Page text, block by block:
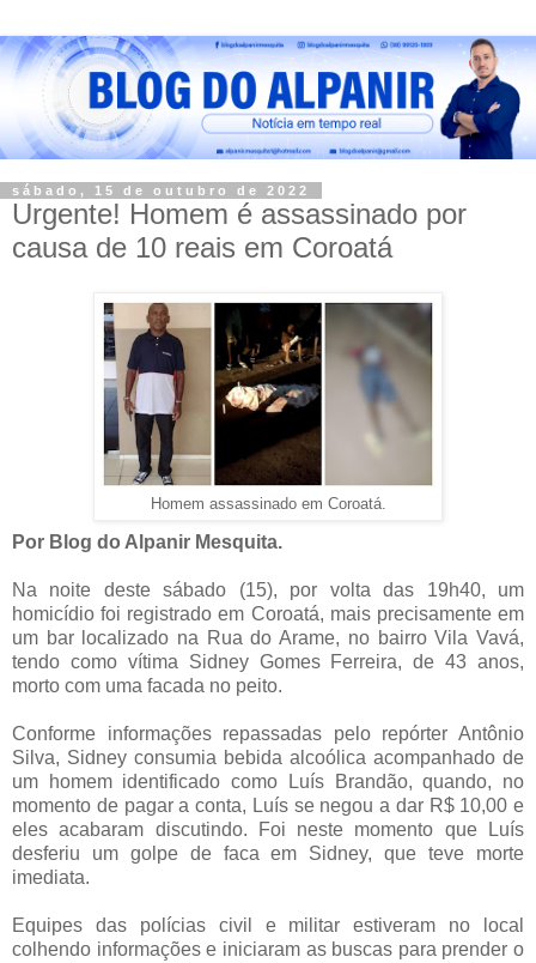
sábado, 15 de outubro de 2022
Urgente! Homem é assassinado por
causa de 10 reais em Coroatá
Homem assassinado em Coroatá.
Por Blog do Alpanir Mesquita.
Na noite deste sábado (15), por volta das 19h40, um
homicídio foi registrado em Coroatá, mais precisamente em
um bar localizado na Rua do Arame, no bairro Vila Vavá,
tendo como vítima Sidney Gomes Ferreira, de 43 anos,
morto com uma facada no peito.
Conforme informações repassadas pelo repórter Antônio
Silva, Sidney consumia bebida alcoólica acompanhado de
um homem identificado como Luís Brandão, quando, no
momento de pagar a conta, Luís se negou a dar R$ 10,00 e
eles acabaram discutindo. Foi neste momento que Luís
desferiu um golpe de faca em Sidney, que teve morte
imediata.
Equipes das polícias civil e militar estiveram no local
colhendo informações e iniciaram as buscas para prender o